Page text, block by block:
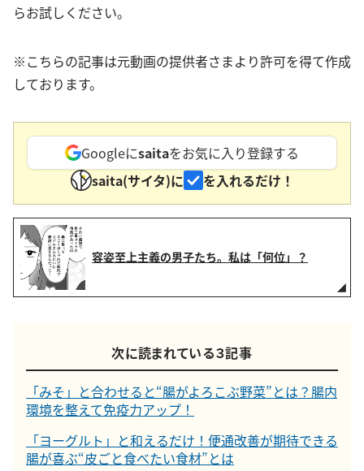
らお試しください。
※こちらの記事は元動画の提供者さまより許可を得て作成
しております。
Googleにsaitaをお気に入り登録する
saita(サイタ)に
を入れるだけ！
容姿至上主義の男子たち。私は「何位」？
次に読まれている３記事
「みそ」と合わせると“腸がよろこぶ野菜”とは？腸内
環境を整えて免疫力アップ！
「ヨーグルト」と和えるだけ！便通改善が期待できる
腸が喜ぶ“皮ごと食べたい食材”とは